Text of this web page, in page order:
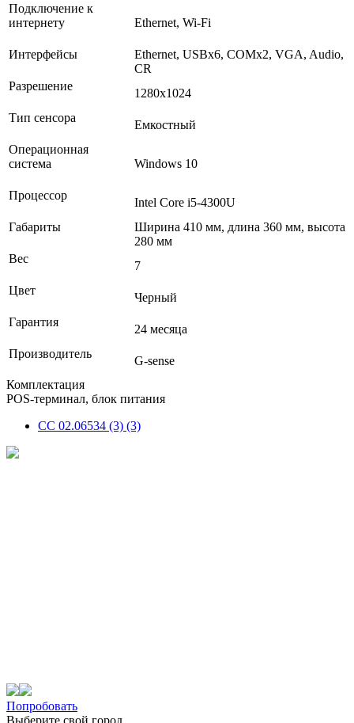
Подключение к
интернету
Ethernet, Wi-Fi
Интерфейсы
Ethernet, USBх6, COMх2, VGA, Audio,
CR
Разрешение
1280x1024
Тип сенсора
Емкостный
Операционная
система
Windows 10
Процессор
Intel Core i5-4300U
Габариты
Ширина 410 мм, длина 360 мм, высота
280 мм
Вес
7
Цвет
Черный
Гарантия
24 месяца
Производитель
G-sense
Комплектация
POS-терминал, блок питания
СС 02.06534 (3) (3)
Попробовать
Выберите свой город